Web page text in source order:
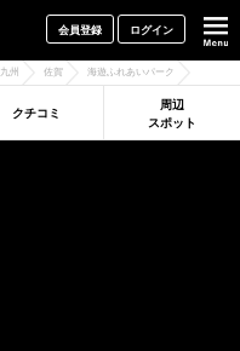
会員登録 ログイン
九州 佐賀 海遊ふれあいパーク
クチコミ
周辺
スポット